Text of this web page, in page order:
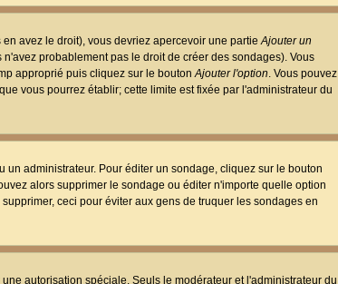
avez le droit), vous devriez apercevoir une partieAjouter un
probablement pas le droit de créer des sondages). Vous
approprié puis cliquez sur le boutonAjouter l'option. Vous pouvez
vous pourrez établir; cette limite est fixée par l'administrateur du
administrateur. Pour éditer un sondage, cliquez sur le bouton
alors supprimer le sondage ou éditer n'importe quelle option
ceci pour éviter aux gens de truquer les sondages en
autorisation spéciale. Seuls le modérateur et l'administrateur du